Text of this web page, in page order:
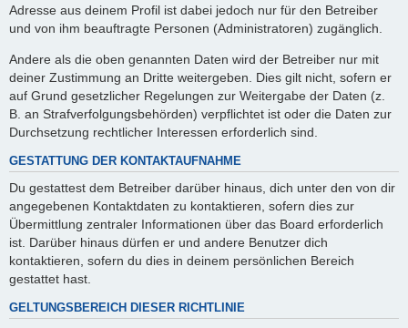
Adresse aus deinem Profil ist dabei jedoch nur für den Betreiber
und von ihm beauftragte Personen (Administratoren) zugänglich.
Andere als die oben genannten Daten wird der Betreiber nur mit
deiner Zustimmung an Dritte weitergeben. Dies gilt nicht, sofern er
auf Grund gesetzlicher Regelungen zur Weitergabe der Daten (z.
B. an Strafverfolgungsbehörden) verpflichtet ist oder die Daten zur
Durchsetzung rechtlicher Interessen erforderlich sind.
GESTATTUNG DER KONTAKTAUFNAHME
Du gestattest dem Betreiber darüber hinaus, dich unter den von dir
angegebenen Kontaktdaten zu kontaktieren, sofern dies zur
Übermittlung zentraler Informationen über das Board erforderlich
ist. Darüber hinaus dürfen er und andere Benutzer dich
kontaktieren, sofern du dies in deinem persönlichen Bereich
gestattet hast.
GELTUNGSBEREICH DIESER RICHTLINIE